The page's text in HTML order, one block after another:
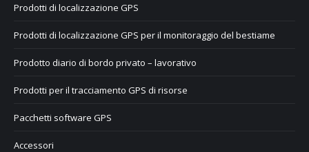
Prodotti di localizzazione GPS
Prodotti di localizzazione GPS per il monitoraggio del bestiame
Prodotto diario di bordo privato – lavorativo
Prodotti per il tracciamento GPS di risorse
Pacchetti software GPS
Accessori